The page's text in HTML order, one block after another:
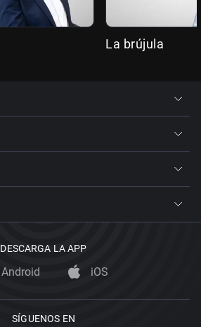
La brújula
DESCARGA LA APP
Android iOS
SÍGUENOS EN